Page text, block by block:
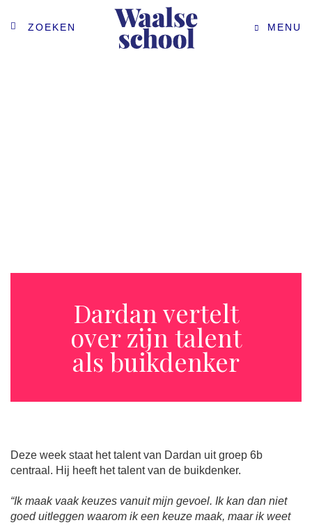
ZOEKEN MENU
Dardan vertelt
over zijn talent
als buikdenker
Deze week staat het talent van Dardan uit groep 6b
centraal. Hij heeft het talent van de buikdenker.
“Ik maak vaak keuzes vanuit mijn gevoel. Ik kan dan niet
goed uitleggen waarom ik een keuze maak, maar ik weet